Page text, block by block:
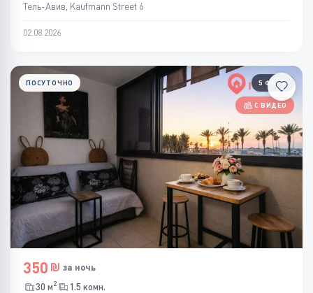
Тель-Авив, Kaufmann Street 6
02.08.2026
5 ФОТО
С ВИДЕО
ПОСУТОЧНО
350
за ночь
30 м2 1.5 комн.